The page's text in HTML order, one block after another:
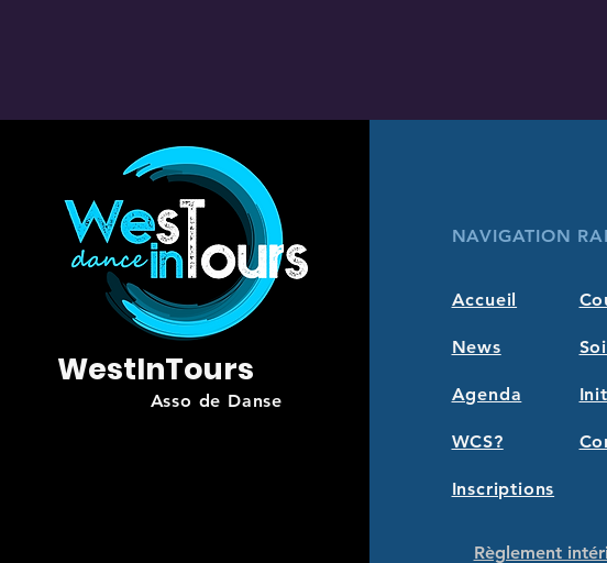
WestInTours
Asso de Danse
NAVIGATION
Accueil
News
Agenda
WCS?
Inscriptions
Règlement